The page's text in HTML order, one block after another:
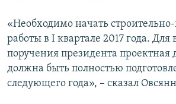
«Необходимо начать
работы в I квартале 2017 года.
поручения президента проектная
должна быть полностью
следующего года», – сказал